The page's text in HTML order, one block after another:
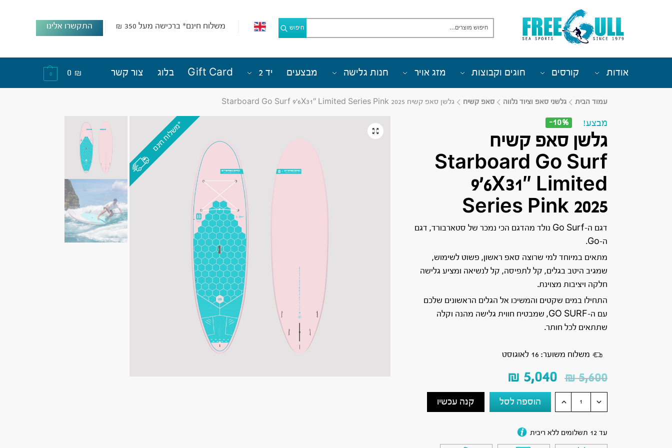
חיפוש משלוח חינם* ברכישה מעל 350 ₪ התקשרו אלינו
אודות קורסים חוגים וקבוצות מזג אויר חנות גלישה מבצעים יד 2 Gift Card בלוג צור קשר ₪
0
עמוד הבית גלשני סאפ וציוד נלווה סאפ קשיח גלשן סאפ קשיח Starboard Go Surf 9’6X31″ Limited Series Pink 2025
מבצע! -10%
גלשן סאפ קשיח
Starboard Go Surf
9’6X31″ Limited
Series Pink 2025
דגם ה-Go Surf נולד מהדגם הכי נמכר של סטארבורד, דגם
ה-Go.
מתאים במיוחד למי שרוצה סאפ ראשון, פשוט לשימוש,
שמגיב היטב בגלים, קל לתפיסה, קל לנשיאה ומציע גלישה
חלקה ויציבות מצוינת.
התחילו במים שקטים והמשיכו אל הגלים הראשונים שלכם
עם ה-GO SURF, שמבטיח חווית גלישה מהנה וקלה
שתתאים לכל חותר.
משלוח משוער: 16 לאוגוסט
₪5,600
₪ 5,040
הוספה לסל קנה עכשיו
עד 12 תשלומים ללא ריבית